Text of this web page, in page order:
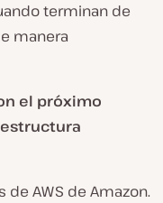
terminan de
manera
el próximo
AWS de Amazon.